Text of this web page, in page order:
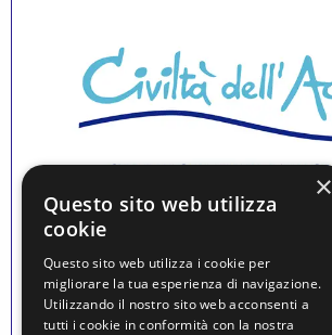
×
Questo sito web utilizza
cookie
Questo sito web utilizza i cookie per
migliorare la tua esperienza di navigazione.
Utilizzando il nostro sito web acconsenti a
tutti i cookie in conformità con la nostra